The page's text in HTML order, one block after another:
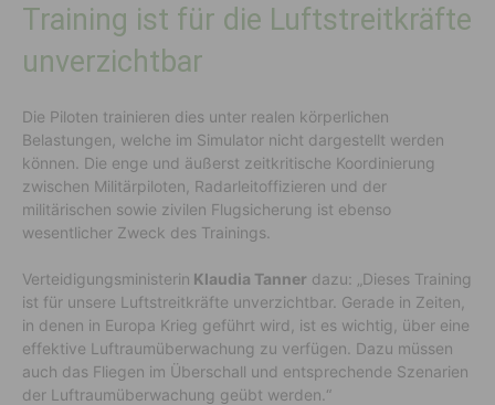
Training ist für die Luftstreitkräfte
unverzichtbar
Die Piloten trainieren dies unter realen körperlichen
Belastungen, welche im Simulator nicht dargestellt werden
können. Die enge und äußerst zeitkritische Koordinierung
zwischen Militärpiloten, Radarleitoffizieren und der
militärischen sowie zivilen Flugsicherung ist ebenso
wesentlicher Zweck des Trainings.
Verteidigungsministerin Klaudia Tanner dazu: „Dieses Training
ist für unsere Luftstreitkräfte unverzichtbar. Gerade in Zeiten,
in denen in Europa Krieg geführt wird, ist es wichtig, über eine
effektive Luftraumüberwachung zu verfügen. Dazu müssen
auch das Fliegen im Überschall und entsprechende Szenarien
der Luftraumüberwachung geübt werden.“